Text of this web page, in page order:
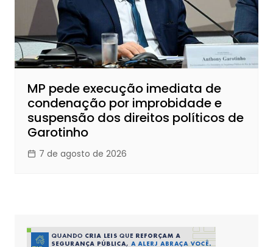
MP pede execução imediata de
condenação por improbidade e
suspensão dos direitos políticos de
Garotinho
7 de agosto de 2026